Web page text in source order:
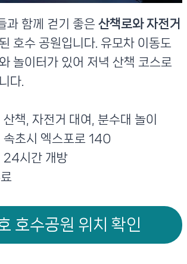
과 함께 걷기 좋은 산책로와 자전거
호수 공원입니다. 유모차 이동도
놀이터가 있어 저녁 산책 코스로
다.
산책, 자전거 대여, 분수대 놀이
속초시 엑스포로 140
24시간 개방
호수공원 위치 확인